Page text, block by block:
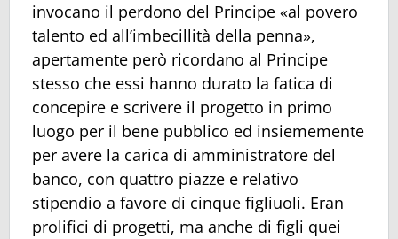
invocano il perdono del Principe «al povero
talento ed all’imbecillità della penna»,
apertamente però ricordano al Principe
stesso che essi hanno durato la fatica di
concepire e scrivere il progetto in primo
luogo per il bene pubblico ed insiememente
per avere la carica di amministratore del
banco, con quattro piazze e relativo
stipendio a favore di cinque figliuoli. Eran
prolifici di progetti, ma anche di figli quei